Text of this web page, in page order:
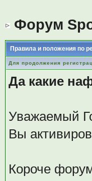
Форум
Правила и положения по
Для продолжения
Да какие
Уважаемый
Вы
Короче